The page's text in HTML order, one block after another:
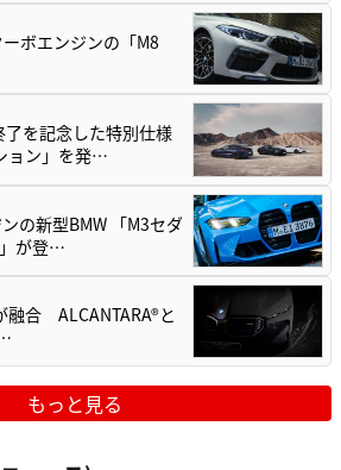
ボエンジンの「M8
了を記念した特別仕様
ョン」を発…
の新型BMW 「M3セダ
が登…
融合 ALCANTARA®と
もっと見る